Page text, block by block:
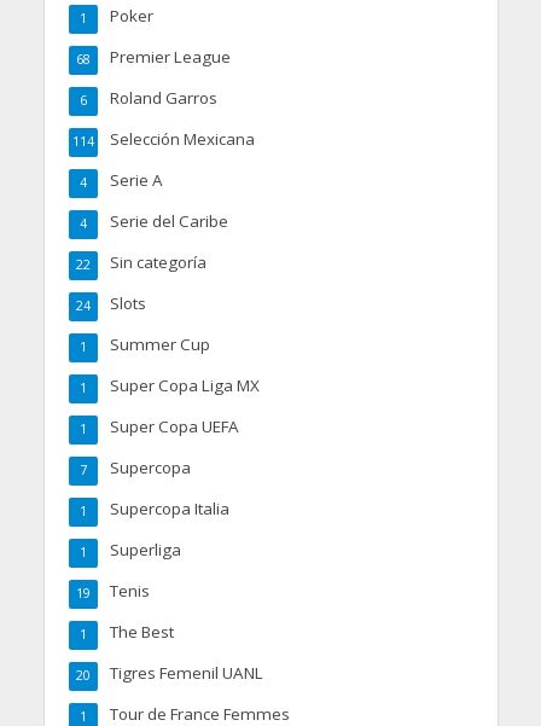
Poker
1
Premier League
68
Roland Garros
6
Selección Mexicana
114
Serie A
4
Serie del Caribe
4
Sin categoría
22
Slots
24
Summer Cup
1
Super Copa Liga MX
1
Super Copa UEFA
1
Supercopa
7
Supercopa Italia
1
Superliga
1
Tenis
19
The Best
1
Tigres Femenil UANL
20
Tour de France Femmes
1